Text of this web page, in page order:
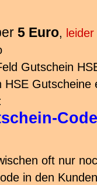
5 Euro,
Gutschein
Gutscheine
oft nur
in den